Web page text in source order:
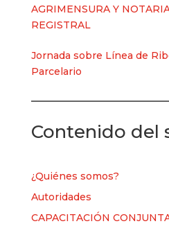
AGRIMENSURA Y
REGISTRAL
Jornada sobre Línea de
Parcelario
Contenido del
¿Quiénes somos?
Autoridades
CAPACITACIÓN